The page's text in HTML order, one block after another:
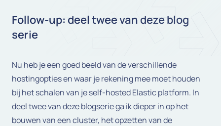
Follow-up: deel twee van deze blog
serie
Nu heb je een goed beeld van de verschillende
hostingopties en waar je rekening mee moet houden
bij het schalen van je self-hosted Elastic platform. In
deel twee van deze blogserie ga ik dieper in op het
bouwen van een cluster, het opzetten van de